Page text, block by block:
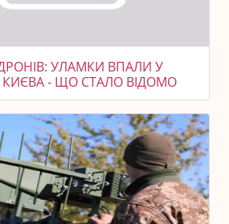
УЛАМКИ ВПАЛИ У
- ЩО СТАЛО ВІДОМО